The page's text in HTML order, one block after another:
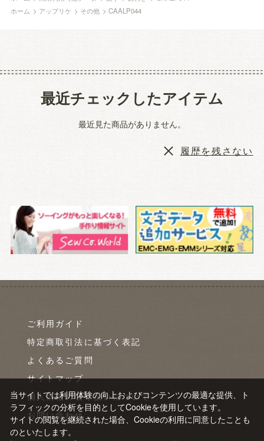
ホーム > アップリケ > その他 >CAALP044
最近チェックしたアイテム
最近見た商品がありません。
履歴を残さない
ご利用ガイド
特定商取引法に基づく表記
よくあるご質問
サイトマップ
個人情報の取り扱いについて
お問い合わせ
当サイトでは利用体験の向上およびコンテンツの最適な提供、ト
ラフィックの分析を目的としてCookieを使用しています。
サイトの閲覧を継続された場合、Cookieの利用に同意したことも
のといたします。